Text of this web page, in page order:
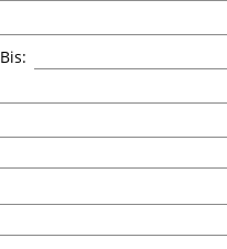
Bis: